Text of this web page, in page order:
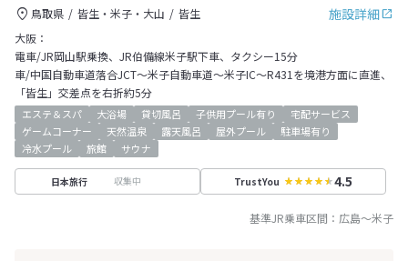
施設詳細
鳥取県 皆生・米子・大山
皆生
大阪：
電車/JR岡山駅乗換、JR伯備線米子駅下車、タクシー15分
車/中国自動車道落合JCT～米子自動車道～米子IC～R431を境港方面に直進、
「皆生」交差点を右折約5分
エステ＆スパ 大浴場 貸切風呂 子供用プール有り
宅配サービス
ゲームコーナー
天然温泉 露天風呂 屋外プール
駐車場有り
冷水プール
旅館 サウナ
日本旅行 収集中 TrustYou 4.5
基準JR乗車区間： 広島～米子